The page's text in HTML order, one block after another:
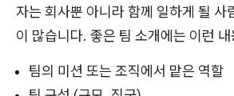
자는 회사뿐 아니라 함께 일하게 될 사
이 많습니다. 좋은 팀 소개에는 이런
팀의 미션 또는 조직에서 맡은 역할